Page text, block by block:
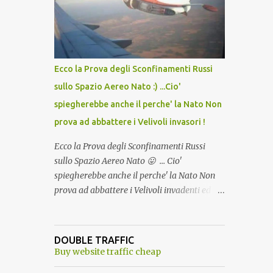
lo scopo della temperatura? Qualcuno a suo
tempo ribattezzo' il Vaccino come: l' Amaro
del Capo, era "spettacolare Ghiacciato, ma
andava bene anche, a Temperatura
Ambiente"! Riproponiamo l'articolo per NON
Ecco la Prova degli Sconfinamenti Russi
sullo Spazio Aereo Nato :) ...Cio'
spiegherebbe anche il perche' la Nato Non
prova ad abbattere i Velivoli invasori !
Ecco la Prova degli Sconfinamenti Russi
sullo Spazio Aereo Nato 😛 ... Cio'
spiegherebbe anche il perche' la Nato Non
prova ad abbattere i Velivoli invadenti ed
alcuna notizia di un'invasione dello spazio
aereo NATO da parte di un robot chiamato
DOUBLE TRAFFIC
Buy website traffic cheap